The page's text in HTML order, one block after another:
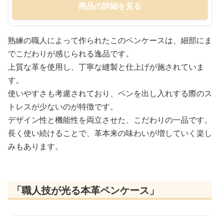
商品の詳細を見る
熟練の職人によって作られたこのペンケースは、細部にま
でこだわりが感じられる逸品です。
上質な革を使用し、丁寧な縫製と仕上げが施されていま
す。
使いやすさも考慮されており、ペンを出し入れする際のス
トレスが少ないのが特徴です。
デザイン性と機能性を両立させた、こだわりの一品です。
長く使い続けることで、革本来の味わいが増していく楽し
みもあります。
「職人技が光る本革ペンケース」